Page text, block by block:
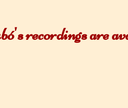
recordings are